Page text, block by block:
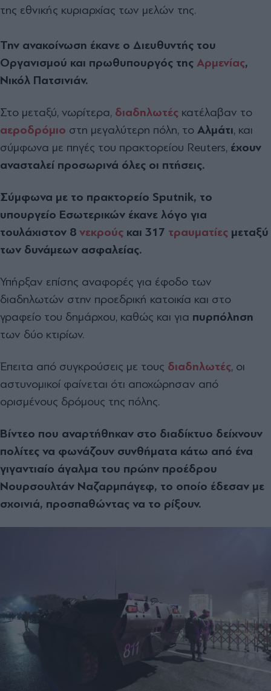
της εθνικής κυριαρχίας των μελών της.
Την ανακοίνωση έκανε ο Διευθυντής του
Οργανισμού και πρωθυπουργός της Αρμενίας,
Νικόλ Πατσινιάν.
Στο μεταξύ, νωρίτερα, διαδηλωτές κατέλαβαν το
αεροδρόμιο στη μεγαλύτερη πόλη, το Αλμάτι, και
σύμφωνα με πηγές του πρακτορείου Reuters, έχουν
ανασταλεί προσωρινά όλες οι πτήσεις.
Σύμφωνα με το πρακτορείο Sputnik, το
υπουργείο Εσωτερικών έκανε λόγο για
τουλάχιστον 8 νεκρούς και 317 τραυματίες μεταξύ
των δυνάμεων ασφαλείας.
Υπήρξαν επίσης αναφορές για έφοδο των
διαδηλωτών στην προεδρική κατοικία και στο
γραφείο του δημάρχου, καθώς και για πυρπόληση
των δύο κτιρίων.
Έπειτα από συγκρούσεις με τους διαδηλωτές, οι
αστυνομικοί φαίνεται ότι αποχώρησαν από
ορισμένους δρόμους της πόλης.
Βίντεο που αναρτήθηκαν στο διαδίκτυο δείχνουν
πολίτες να φωνάζουν συνθήματα κάτω από ένα
γιγαντιαίο άγαλμα του πρώην προέδρου
Νουρσουλτάν Ναζαρμπάγεφ, το οποίο έδεσαν με
σχοινιά, προσπαθώντας να το ρίξουν.